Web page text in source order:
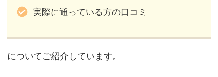
実際に通っている方の口コミ
についてご紹介しています。